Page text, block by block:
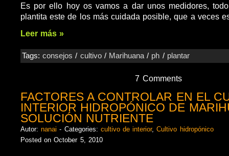
Es por ello hoy os vamos a dar unos medidores,
plantita este de los más cuidada posible, que a veces
Leer más »
Tags:consejos / cultivo/ Marihuana / ph / plantar
7 Comments
FACTORES A CONTROLAR EN EL
INTERIOR HIDROPÓNICO DE
SOLUCIÓN NUTRIENTE
Autor:nanai - Categories: cultivo de interior,Cultivo hidropónico
Posted on October 5, 2010